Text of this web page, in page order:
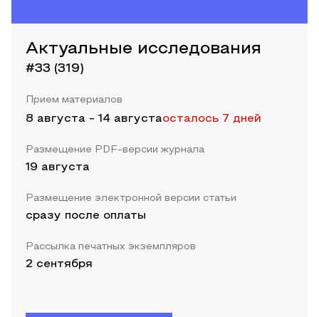
Актуальные исследования
#33 (319)
Прием материалов
8 августа - 14 августаосталось 7 дней
Размещение PDF-версии журнала
19 августа
Размещение электронной версии статьи
сразу после оплаты
Рассылка печатных экземпляров
2 сентября